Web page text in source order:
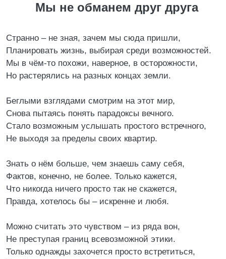
Мы не обманем друг друга
Странно – не зная, зачем мы сюда пришли,
Планировать жизнь, выбирая среди возможностей.
Мы в чём-то похожи, наверное, в осторожности,
Но растерялись на разных концах земли.
Беглыми взглядами смотрим на этот мир,
Снова пытаясь понять парадоксы вечного.
Стало возможным услышать простого встречного,
Не выходя за пределы своих квартир.
Знать о нём больше, чем знаешь саму себя,
Фактов, конечно, не более. Только кажется,
Что никогда ничего просто так не скажется,
Правда, хотелось бы – искренне и любя.
Можно считать это чувством – из ряда вон,
Не преступая границ всевозможной этики.
Только однажды захочется просто встретиться,